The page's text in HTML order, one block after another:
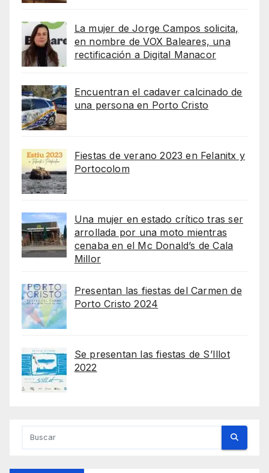
La mujer de Jorge Campos solicita,
en nombre de VOX Baleares, una
rectificación a Digital Manacor
Encuentran el cadaver calcinado de
una persona en Porto Cristo
Fiestas de verano 2023 en Felanitx y
Portocolom
Una mujer en estado crítico tras ser
arrollada por una moto mientras
cenaba en el Mc Donald’s de Cala
Millor
Presentan las fiestas del Carmen de
Porto Cristo 2024
Se presentan las fiestas de S’Illot
2022